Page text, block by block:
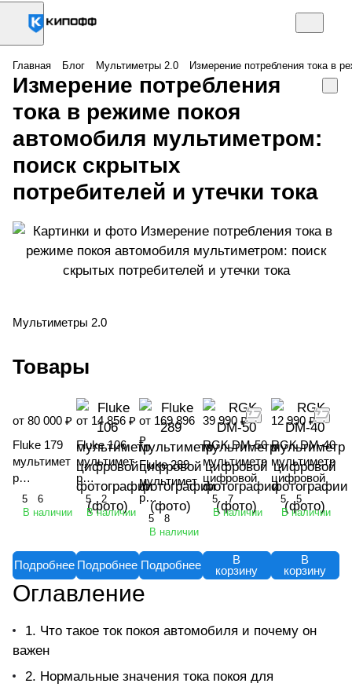
Главная Блог Мультиметры 2.0 Измерение потребления тока в
Измерение потребления
тока в режиме покоя
автомобиля мультиметром:
поиск скрытых
потребителей и утечки тока
Мультиметры 2.0
Товары
от 80 000 ₽
Fluke 179
мультимет
р
цифровой
5
6
В наличии
Подробнее
от 14 856 ₽
Fluke 106
мультимет
р
цифровой
5
2
В наличии
Подробнее
от 169 896
₽
Fluke 289
мультимет
р
цифровой
5
8
В наличии
Подробнее
39 990 ₽
RGK DM-50
мультиметр
цифровой
5
7
В наличии
В
корзину
12 990 ₽
RGK DM-40
мультиметр
цифровой
5
5
В наличии
В
корзину
Оглавление
1. Что такое ток покоя автомобиля и почему он
важен
2. Нормальные значения тока покоя для